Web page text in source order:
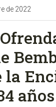
de 2022
la
años